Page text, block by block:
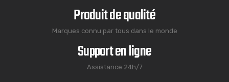
Produit de qualité
Marques connu par tous dans le monde
Support en ligne
Assistance 24h/7